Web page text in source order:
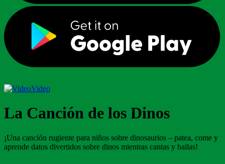
Video
La Canción de los Dinos
¡Una canción rugiente para niños sobre dinosaurios – patea, come y
aprende datos divertidos sobre dinos mientras cantas y bailas!